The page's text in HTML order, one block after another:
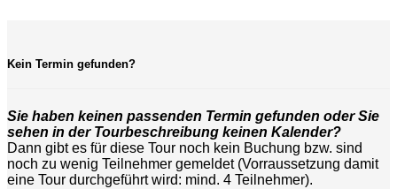
Kein Termin gefunden?
Sie haben keinen passenden Termin gefunden oder Sie
sehen in der Tourbeschreibung keinen Kalender?
Dann gibt es für diese Tour noch kein Buchung bzw. sind
noch zu wenig Teilnehmer gemeldet (Vorraussetzung damit
eine Tour durchgeführt wird: mind. 4 Teilnehmer).